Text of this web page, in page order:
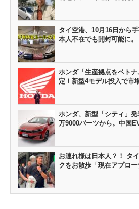
タイ空港、10月16日から
本人不在でも開封可能に。
ホンダ「生産拠点をベト
定！新型4モデル投入で市
ホンダ、新型「シティ」
万9000バーツから。中国
お連れ様は日本人？！ タ
クをお散歩「現在アプロー